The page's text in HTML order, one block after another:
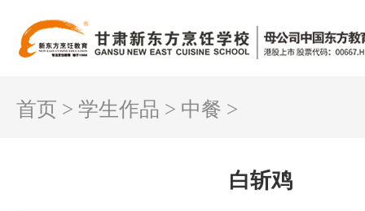
首页 > 学生作品 > 中餐 >
白斩鸡